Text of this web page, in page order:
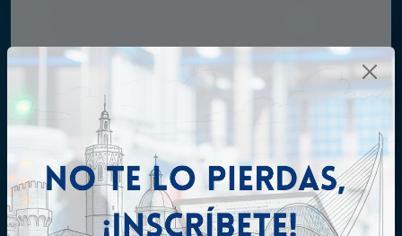
Hotel Balneario Las Arenas
C/ d'Eugènia Viñes, 22, 24, Poblados Marítimos,